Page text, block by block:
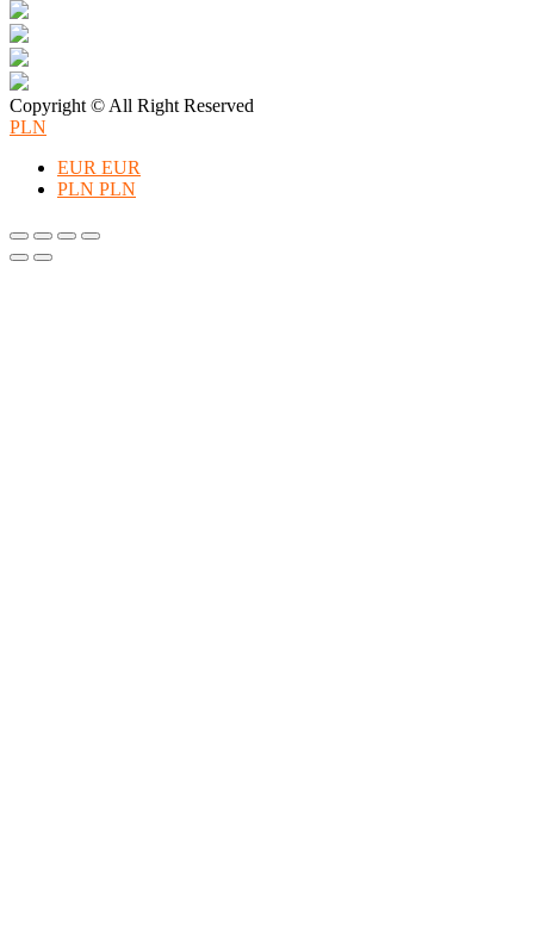
Copyright © All Right Reserved
PLN
EUR EUR
PLN PLN